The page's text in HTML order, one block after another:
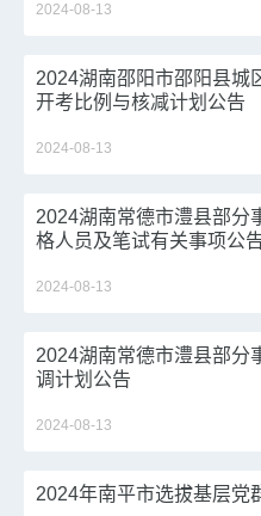
2024-08-13
2024湖南邵阳市邵阳县城
开考比例与核减计划公告
2024-08-13
2024湖南常德市澧县部分
格人员及笔试有关事项公
2024-08-13
2024湖南常德市澧县部分
调计划公告
2024-08-13
2024年南平市选拔基层党